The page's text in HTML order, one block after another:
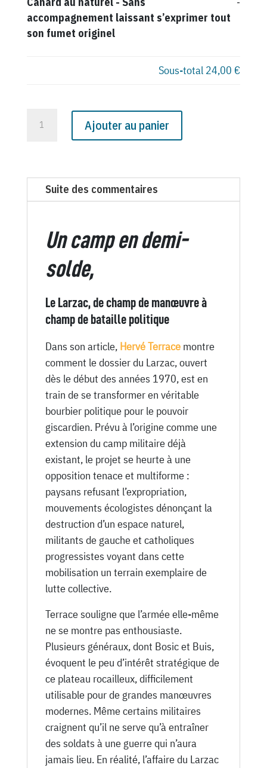
accompagnement laissant s’exprimer tout
son fumet originel
Sous-total 24,00 €
du
Canard
1975
Ajouter au panier
Suite des commentaires
Un camp en demi-
solde,
Le Larzac, de champ de manœuvre à
champ de bataille politique
Dans son article, Hervé Terracemontre
comment le dossier du Larzac, ouvert
dès le début des années 1970, est en
train de se transformer en véritable
bourbier politique pour le pouvoir
giscardien. Prévu à l’origine comme une
extension du camp militaire déjà
existant, le projet se heurte à une
opposition tenace et multiforme :
paysans refusant l’expropriation,
mouvements écologistes dénonçant la
destruction d’un espace naturel,
militants de gauche et catholiques
progressistes voyant dans cette
mobilisation un terrain exemplaire de
lutte collective.
Terrace souligne que l’armée elle-même
ne se montre pas enthousiaste.
Plusieurs généraux, dont Bosic et Buis,
évoquent le peu d’intérêt stratégique de
ce plateau rocailleux, difficilement
utilisable pour de grandes manœuvres
modernes. Même certains militaires
craignent qu’il ne serve qu’à entraîner
des soldats à une guerre qui n’aura
jamais lieu. En réalité, l’affaire du Larzac